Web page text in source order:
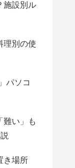
施設別ル
理別の使
パソコ
難い」も
き場所